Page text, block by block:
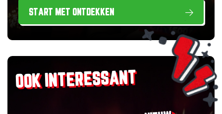
START MET ONTDEKKEN
OOK INTERESSANT